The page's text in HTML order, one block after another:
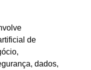
de
dados,